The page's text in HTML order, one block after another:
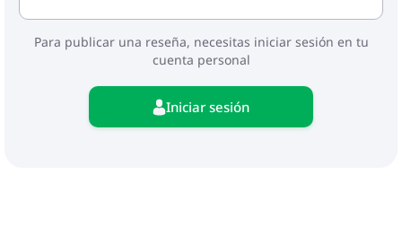
Para publicar una reseña, necesitas iniciar sesión en tu
cuenta personal
Iniciar sesión